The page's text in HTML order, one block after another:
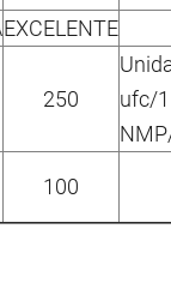
EXCELENTE
250
ufc/
100